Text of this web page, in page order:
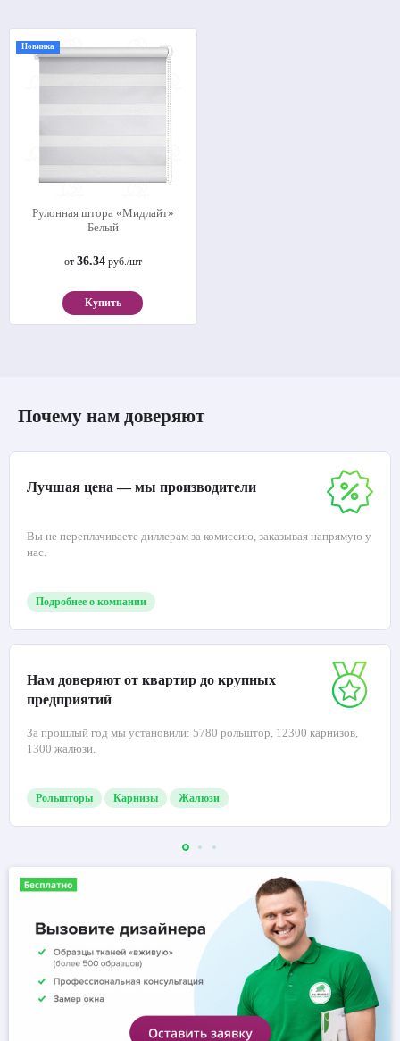
Новинка
Рулонная штора «Мидлайт»
Белый
от 36.34руб./шт
Купить
Почему нам доверяют
Лучшая цена — мы производители
Вы не переплачиваете диллерам за комиссию, заказывая напрямую у
нас.
Подробнее о компании
Нам доверяют от квартир до крупных
предприятий
За прошлый год мы установили: 5780 рольштор, 12300 карнизов,
1300 жалюзи.
Рольшторы Карнизы Жалюзи